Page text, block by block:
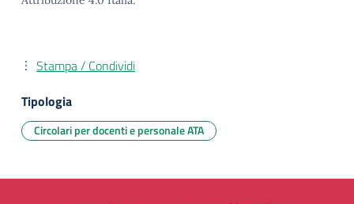
Stampa / Condividi
Tipologia
Circolari per docenti e personale ATA